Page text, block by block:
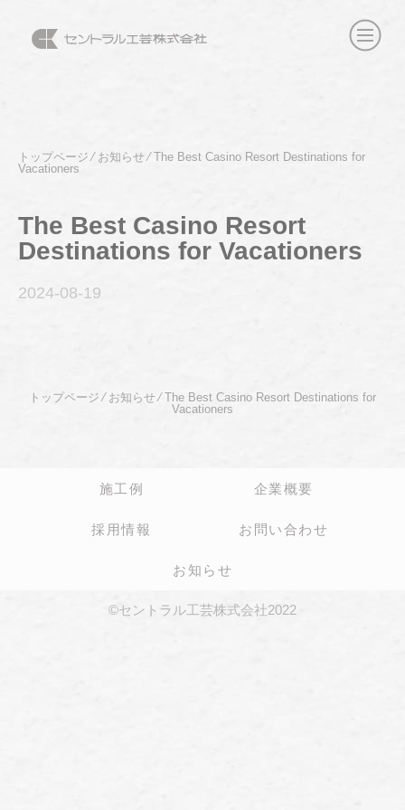
トップページ⁄ お知らせ⁄The Best Casino Resort Destinations for
Vacationers
The Best Casino Resort
Destinations for Vacationers
2024-08-19
トップページ ⁄ お知らせ⁄The Best Casino Resort Destinations for
Vacationers
施工例 企業概要
採用情報 お問い合わせ
お知らせ
©セントラル工芸株式会社2022